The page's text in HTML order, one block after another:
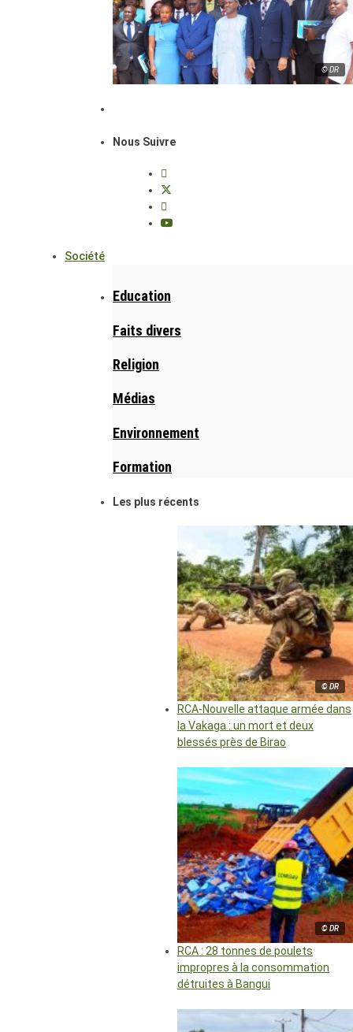
© DR
Nous Suivre
Société
Education
Faits divers
Religion
Médias
Environnement
Formation
Les plus récents
© DR
RCA-Nouvelle attaque armée dans
la Vakaga : un mort et deux
blessés près de Birao
© DR
RCA : 28 tonnes de poulets
impropres à la consommation
détruites à Bangui